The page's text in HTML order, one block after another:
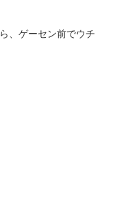
、ゲーセン前でウチ